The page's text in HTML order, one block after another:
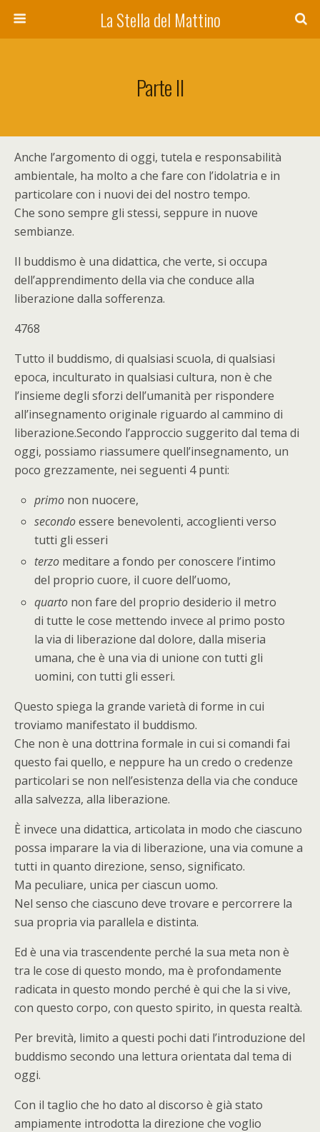
La Stella del Mattino
Parte II
Anche l’argomento di oggi, tutela e responsabilità
ambientale, ha molto a che fare con l’idolatria e in
particolare con i nuovi dei del nostro tempo.
Che sono sempre gli stessi, seppure in nuove
sembianze.
Il buddismo è una didattica, che verte, si occupa
dell’apprendimento della via che conduce alla
liberazione dalla sofferenza.
4768
Tutto il buddismo, di qualsiasi scuola, di qualsiasi
epoca, inculturato in qualsiasi cultura, non è che
l’insieme degli sforzi dell’umanità per rispondere
all’insegnamento originale riguardo al cammino di
liberazione.Secondo l’approccio suggerito dal tema di
oggi, possiamo riassumere quell’insegnamento, un
poco grezzamente, nei seguenti 4 punti:
primo non nuocere,
secondoessere benevolenti, accoglienti verso
tutti gli esseri
terzo meditare a fondo per conoscere l’intimo
del proprio cuore, il cuore dell’uomo,
quarto non fare del proprio desiderio il metro
di tutte le cose mettendo invece al primo posto
la via di liberazione dal dolore, dalla miseria
umana, che è una via di unione con tutti gli
uomini, con tutti gli esseri.
Questo spiega la grande varietà di forme in cui
troviamo manifestato il buddismo.
Che non è una dottrina formale in cui si comandi fai
questo fai quello, e neppure ha un credo o credenze
particolari se non nell’esistenza della via che conduce
alla salvezza, alla liberazione.
È invece una didattica, articolata in modo che ciascuno
possa imparare la via di liberazione, una via comune a
tutti in quanto direzione, senso, significato.
Ma peculiare, unica per ciascun uomo.
Nel senso che ciascuno deve trovare e percorrere la
sua propria via parallela e distinta.
Ed è una via trascendente perché la sua meta non è
tra le cose di questo mondo, ma è profondamente
radicata in questo mondo perché è qui che la si vive,
con questo corpo, con questo spirito, in questa realtà.
Per brevità, limito a questi pochi dati l’introduzione del
buddismo secondo una lettura orientata dal tema di
oggi.
Con il taglio che ho dato al discorso è già stato
ampiamente introdotta la direzione che voglio